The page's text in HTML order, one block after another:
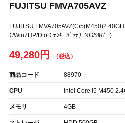
FUJITSU FMVA705AVZ
FUJITSU
ﾁ/Win7HP/DtoD ﾃﾝｷｰ ﾊﾞｯﾃﾘｰNG/ｼﾙﾊﾞｰ)
49,280円
商品コード 88970
CPU Intel Core i5 M450
メモリ 4GB